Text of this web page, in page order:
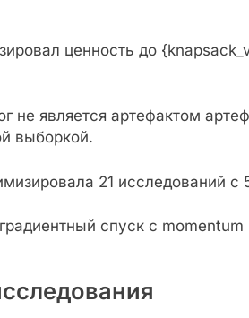
ценность до
не является артефактом
выборкой.
21 исследований с
спуск с